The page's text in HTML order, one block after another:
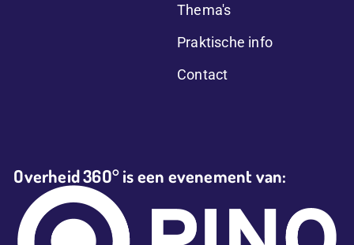
Overheid 36O° is een evenement van:
Thema's
Praktische info
Contact